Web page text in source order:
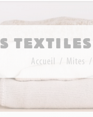
Accueil Mites